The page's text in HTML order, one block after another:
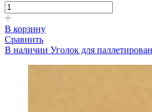
В корзину
Сравнить
В наличии Уголок для